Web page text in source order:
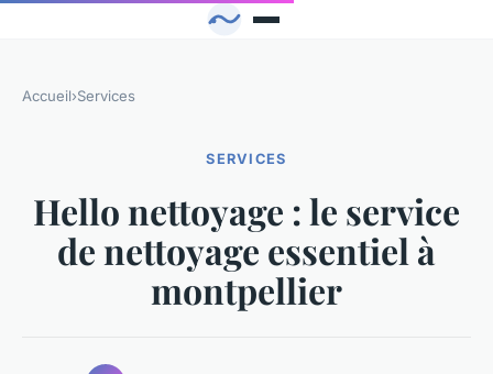
Accueil›Services
SERVICES
Hello nettoyage : le service
de nettoyage essentiel à
montpellier